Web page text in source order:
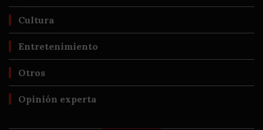
Cultura
Entretenimiento
Otros
Opinión experta